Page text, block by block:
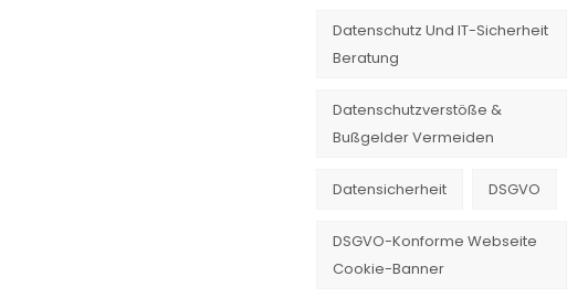
Datenschutz Und IT-Sicherheit
Beratung
Datenschutzverstöße &
Bußgelder Vermeiden
Datensicherheit DSGVO
DSGVO-Konforme Webseite
Cookie-Banner